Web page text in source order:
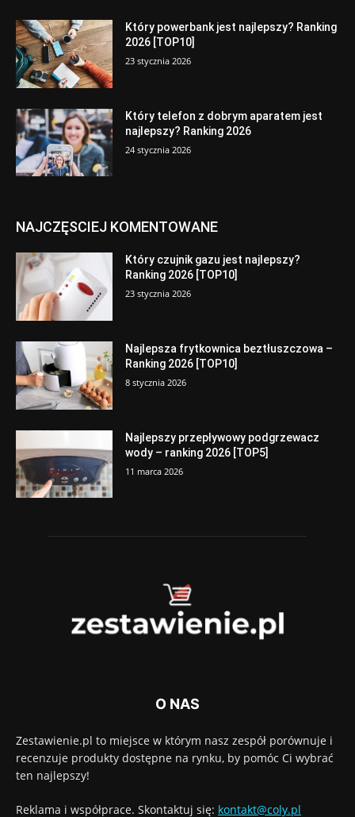
Który powerbank jest najlepszy? Ranking
2026 [TOP10]
23 stycznia 2026
Który telefon z dobrym aparatem jest
najlepszy? Ranking 2026
24 stycznia 2026
NAJCZĘSCIEJ KOMENTOWANE
Który czujnik gazu jest najlepszy?
Ranking 2026 [TOP10]
23 stycznia 2026
Najlepsza frytkownica beztłuszczowa –
Ranking 2026 [TOP10]
8 stycznia 2026
Najlepszy przepływowy podgrzewacz
wody – ranking 2026 [TOP5]
11 marca 2026
O NAS
Zestawienie.pl to miejsce w którym nasz zespół porównuje i
recenzuje produkty dostępne na rynku, by pomóc Ci wybrać
ten najlepszy!
Reklama i współprace. Skontaktuj się: kontakt@coly.pl